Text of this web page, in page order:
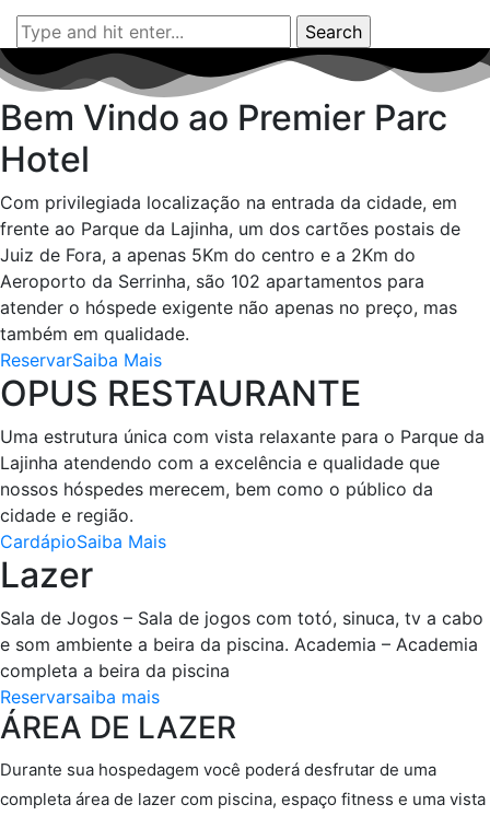
Bem Vindo ao Premier Parc
Hotel
Com privilegiada localização na entrada da cidade, em
frente ao Parque da Lajinha, um dos cartões postais de
Juiz de Fora, a apenas 5Km do centro e a 2Km do
Aeroporto da Serrinha, são 102 apartamentos para
atender o hóspede exigente não apenas no preço, mas
também em qualidade.
ReservarSaiba Mais
OPUS RESTAURANTE
Uma estrutura única com vista relaxante para o Parque da
Lajinha atendendo com a excelência e qualidade que
nossos hóspedes merecem, bem como o público da
cidade e região.
CardápioSaiba Mais
Lazer
Sala de Jogos – Sala de jogos com totó, sinuca, tv a cabo
e som ambiente a beira da piscina. Academia – Academia
completa a beira da piscina
Reservarsaiba mais
ÁREA DE LAZER
Durante sua hospedagem você poderá desfrutar de uma
completa área de lazer com piscina, espaço fitness e uma vista